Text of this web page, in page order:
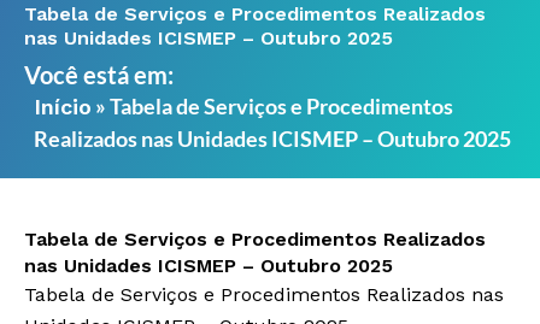
Tabela de Serviços e Procedimentos Realizados
nas Unidades ICISMEP – Outubro 2025
Você está em:
Início »Tabela de Serviços e Procedimentos
Realizados nas Unidades ICISMEP – Outubro 2025
Tabela de Serviços e Procedimentos Realizados
nas Unidades ICISMEP – Outubro 2025
Tabela de Serviços e Procedimentos Realizados nas